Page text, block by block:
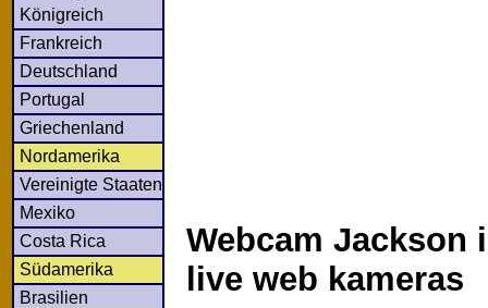
Königreich
Frankreich
Deutschland
Portugal
Griechenland
Nordamerika
Vereinigte Staaten
Mexiko
Costa Rica
Südamerika
Brasilien
Webcam Jackson
live web kameras